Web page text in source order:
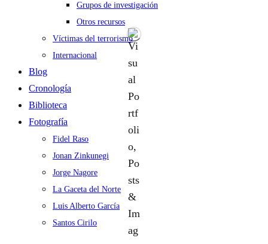
Grupos de investigación
Otros recursos
Víctimas del terrorismo
Internacional
Blog
Cronología
Biblioteca
Fotografía
Fidel Raso
Jonan Zinkunegi
Jorge Nagore
La Gaceta del Norte
Luis Alberto García
Santos Cirilo